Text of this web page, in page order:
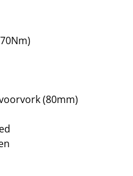
(80mm)